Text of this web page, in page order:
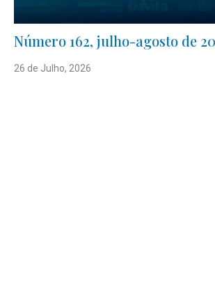
Número 162, julho-agosto de
26 de Julho, 2026